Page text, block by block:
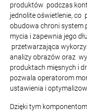
produktów podczas
jednolite oświetlenie, co
obudowa chroni system
mycia i zapewnia jego
przetwarzająca
analizy obrazów oraz
produktach mięsnych i
pozwala operatorom
ustawienia i
Dzięki tym